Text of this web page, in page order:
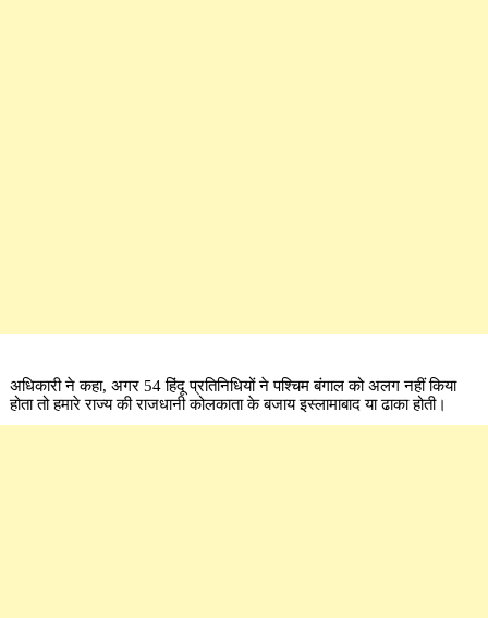
अधिकारी ने कहा, अगर 54 हिंदू प्रतिनिधियों ने पश्चिम बंगाल को अलग नहीं किया
होता तो हमारे राज्य की राजधानी कोलकाता के बजाय इस्लामाबाद या ढाका होती।